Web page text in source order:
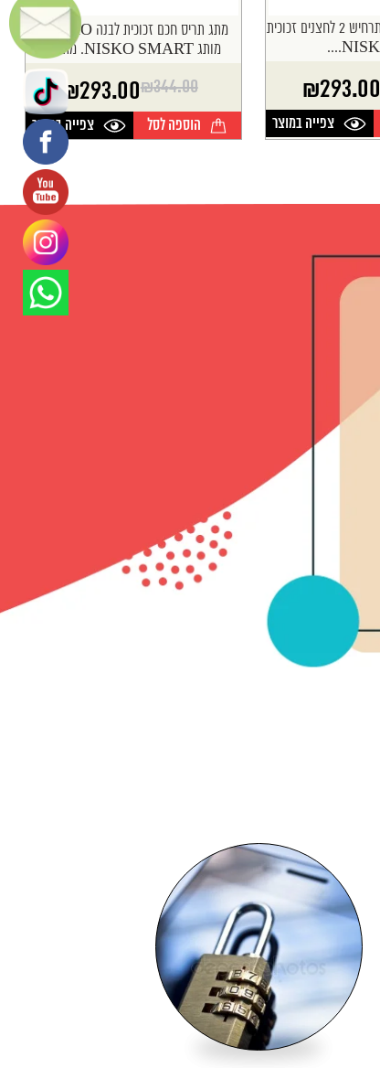
מתג חכם לתאורה / תרחיש 2 לחצנים זכוכית
₪293.00
צפייה במוצר
מתג תריס חכם זכוכית לבנה NISKO.
מותג NISKO SMART. מתג...
₪344.00
המחיר
המקורי
היה:
₪293.00
המחיר
הנוכחי
הוא:
הוספה לסל צפייה במוצר